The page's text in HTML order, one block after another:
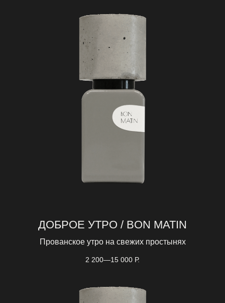
ДОБРОЕ УТРО / BON MATIN
Прованское утро на свежих простынях
2 200—15 000 Р.